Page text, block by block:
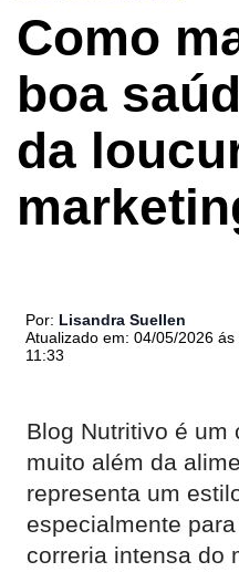
Como
boa
da
Por: Lisandra Suellen
Atualizado em: 04/05/2026 ás
11:33
Blog Nutritivo é um
muito além da
representa um
especialmente
correria intensa do